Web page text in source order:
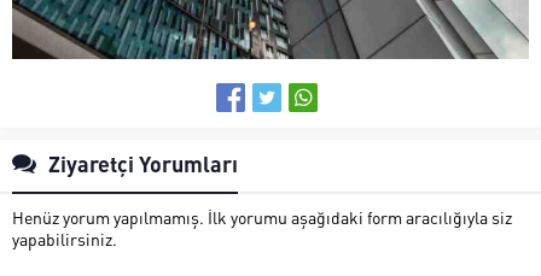
Ziyaretçi Yorumları
Henüz yorum yapılmamış. İlk yorumu aşağıdaki form aracılığıyla siz
yapabilirsiniz.